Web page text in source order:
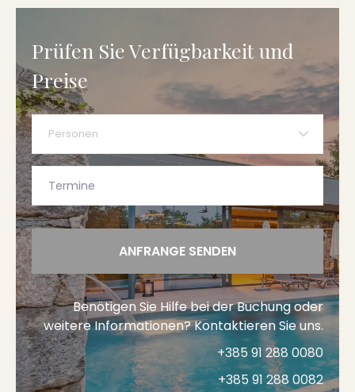
Prüfen Sie Verfügbarkeit und
Preise
Personen
ANFRANGE SENDEN
Benötigen Sie Hilfe bei der Buchung oder
weitere Informationen? Kontaktieren Sie uns.
+385 91 288 0080
+385 91 288 0082